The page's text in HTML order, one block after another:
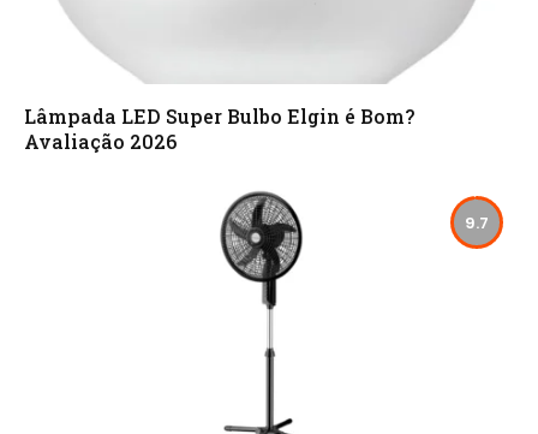
Lâmpada LED Super Bulbo Elgin é Bom?
Avaliação 2026
9.7